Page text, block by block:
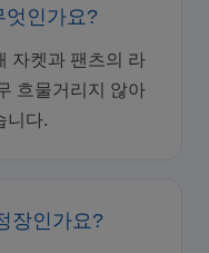
엇인가요?
자켓과 팬츠의 라
흐물거리지 않아
니다.
장인가요?